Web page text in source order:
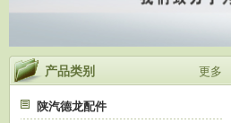
更多
产品类别
陕汽德龙配件